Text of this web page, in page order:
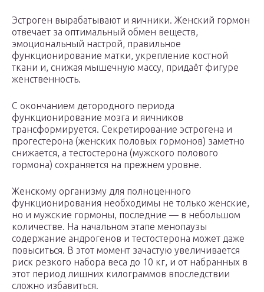
Эстроген вырабатывают и яичники. Женский гормон
отвечает за оптимальный обмен веществ,
эмоциональный настрой, правильное
функционирование матки, укрепление костной
ткани и, снижая мышечную массу, придаёт фигуре
женственность.
С окончанием детородного периода
функционирование мозга и яичников
трансформируется. Секретирование эстрогена и
прогестерона (женских половых гормонов) заметно
снижается, а тестостерона (мужского полового
гормона) сохраняется на прежнем уровне.
Женскому организму для полноценного
функционирования необходимы не только женские,
но и мужские гормоны, последние — в небольшом
количестве. На начальном этапе менопаузы
содержание андрогенов и тестостерона может даже
повыситься. В этот момент зачастую увеличивается
риск резкого набора веса до 10 кг, и от набранных в
этот период лишних килограммов впоследствии
сложно избавиться.